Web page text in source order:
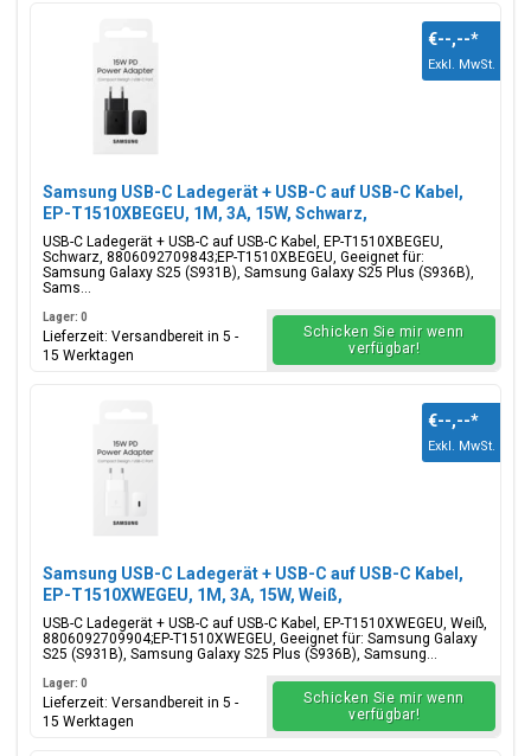
Samsung USB-C Ladegerät + USB-C auf USB-C Kabel,
EP-T1510XBEGEU, 1M, 3A, 15W, Schwarz,
Blisterverpackung, 8806092709843;EP-T1510XBEGEU
USB-C Ladegerät + USB-C auf USB-C Kabel, EP-T1510XBEGEU,
Schwarz, 8806092709843;EP-T1510XBEGEU, Geeignet für:
Samsung Galaxy S25 (S931B), Samsung Galaxy S25 Plus (S936B),
Sams...
€--,--*
Exkl. MwSt.
Lager: 0
Lieferzeit: Versandbereit in 5 -
15 Werktagen
Schicken Sie mir wenn
verfügbar!
Samsung USB-C Ladegerät + USB-C auf USB-C Kabel,
EP-T1510XWEGEU, 1M, 3A, 15W, Weiß,
Blisterverpackung, 8806092709904;EP-T1510XWEGEU
USB-C Ladegerät + USB-C auf USB-C Kabel, EP-T1510XWEGEU, Weiß,
8806092709904;EP-T1510XWEGEU, Geeignet für: Samsung Galaxy
S25 (S931B), Samsung Galaxy S25 Plus (S936B), Samsung...
€--,--*
Exkl. MwSt.
Lager: 0
Lieferzeit: Versandbereit in 5 -
15 Werktagen
Schicken Sie mir wenn
verfügbar!